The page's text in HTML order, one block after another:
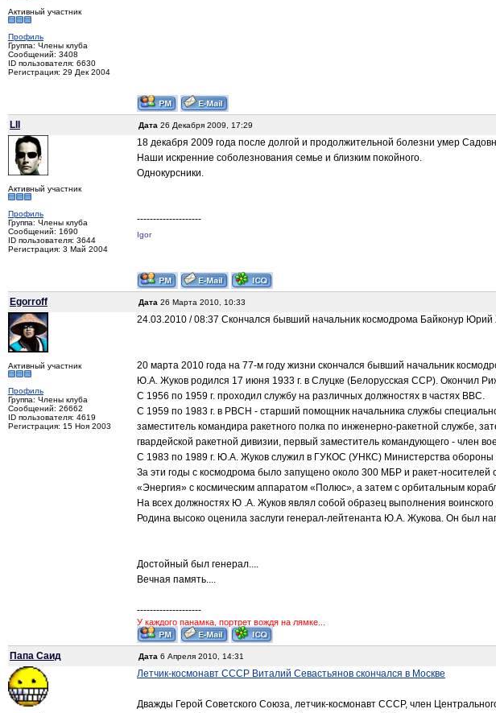
Активный участник
Профиль
Группа: Члены клуба
Сообщений: 3408
ID пользователя: 6630
Регистрация: 29 Дек 2004
LII
Дата 26 Декабря 2009, 17:29
Активный участник
Профиль
Группа: Члены клуба
Сообщений: 1690
ID пользователя: 3644
Регистрация: 3 Май 2004
18 декабря 2009 года после долгой и продолжительной болезни умер
Наши искренние соболезнования семье и близким покойного.
Однокурсники.
--------------------
Igor
Egorroff
Дата 26 Марта 2010, 10:33
Активный участник
Профиль
Группа: Члены клуба
Сообщений: 26662
ID пользователя: 4619
Регистрация: 15 Ноя 2003
24.03.2010 / 08:37 Скончался бывший начальник космодрома Байконур Юрий
20 марта 2010 года на 77-м году жизни скончался бывший начальник
Ю.А. Жуков родился 17 июня 1933 г. в Слуцке (Белорусская ССР). Окончил
С 1956 по 1959 г. проходил службу на различных должностях в частях ВВС.
С 1959 по 1983 г. в РВСН - старший помощник начальника службы
заместитель командира ракетного полка по инженерно-ракетной службе,
гвардейской ракетной дивизии, первый заместитель командующего - член
С 1983 по 1989 г. Ю.А. Жуков служил в ГУКОС (УНКС) Министерства
За эти годы с космодрома было запущено около 300 МБР и ракет-
«Энергия» с космическим аппаратом «Полюс», а затем с орбитальным
На всех должностях Ю .А. Жуков являл собой образец выполнения воинского
Родина высоко оценила заслуги генерал-лейтенанта Ю.А. Жукова. Он был
Достойный был генерал....
Вечная память....
--------------------
У каждого панамка, портрет вождя на лямке...
Папа Саид
Дата 6 Апреля 2010, 14:31
Летчик-космонавт СССР Виталий Севастьянов скончался в Москве
Дважды Герой Советского Союза, летчик-космонавт СССР, член